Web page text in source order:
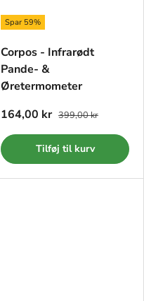
Spar 59%
Corpos - Infrarødt
Pande- &
Øretermometer
164,00 kr 399,00 kr
Tilføj til kurv